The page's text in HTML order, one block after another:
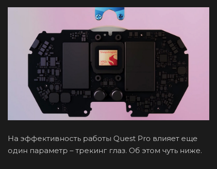
На эффективность работы Quest Pro влияет еще
один параметр – трекинг глаз. Об этом чуть ниже.